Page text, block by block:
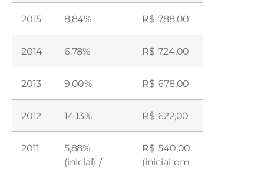
2015 8,84% R$ 788,00
2014 6,78% R$ 724,00
2013 9,00% R$ 678,00
2012 14,13% R$ 622,00
2011
5,88%
(inicial) /
R$ 540,00
(inicial em